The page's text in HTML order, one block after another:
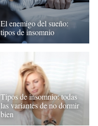
El enemigo del sueño:
tipos de insomnio
Tipos de insomnio: todas
las variantes de no dormir
bien